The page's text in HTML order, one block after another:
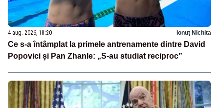
4 aug. 2026, 18:20 Ionuț Nichita
Ce s-a întâmplat la primele antrenamente dintre David
Popovici și Pan Zhanle: „S-au studiat reciproc”